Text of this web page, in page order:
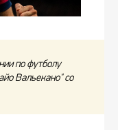
по футболу
Вальекано" со